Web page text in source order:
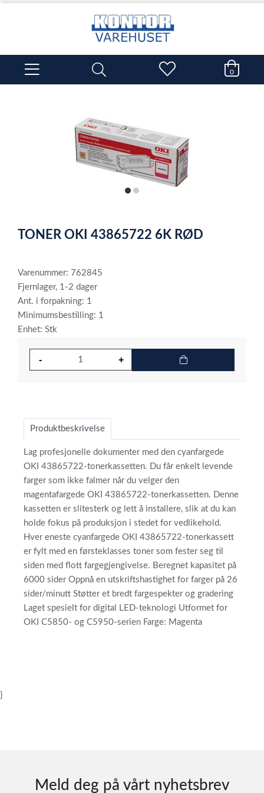
0
itemitem
of
TONER OKI 43865722 6K RØD
Varenummer: 762845
Fjernlager, 1-2 dager
Ant. i forpakning: 1
Minimumsbestilling: 1
Enhet: Stk
Produktbeskrivelse
Lag profesjonelle dokumenter med den cyanfargede
OKI 43865722-tonerkassetten. Du får enkelt levende
farger som ikke falmer når du velger den
magentafargede OKI 43865722-tonerkassetten. Denne
kassetten er slitesterk og lett å installere, slik at du kan
holde fokus på produksjon i stedet for vedlikehold.
Hver eneste cyanfargede OKI 43865722-tonerkassett
er fylt med en førsteklasses toner som fester seg til
siden med flott fargegjengivelse. Beregnet kapasitet på
6000 sider Oppnå en utskriftshastighet for farger på 26
sider/minutt Støtter et bredt fargespekter og gradering
Laget spesielt for digital LED-teknologi Utformet for
OKI C5850- og C5950-serien Farge: Magenta
}
Meld deg på vårt nyhetsbrev